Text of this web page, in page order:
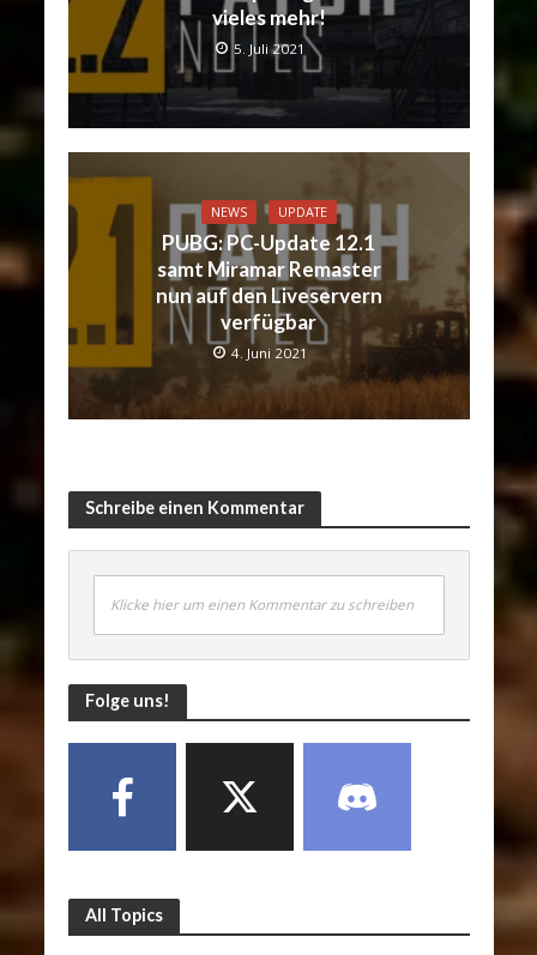
vieles mehr!
5. Juli 2021
NEWS UPDATE
PUBG: PC-Update 12.1
samt Miramar Remaster
nun auf den Liveservern
verfügbar
4. Juni 2021
Schreibe einen Kommentar
Klicke hier um einen Kommentar zu schreiben
Folge uns!
All Topics